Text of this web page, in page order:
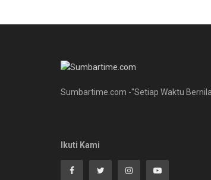
Sumbartime.com -"Setiap Waktu
Ikuti Kami